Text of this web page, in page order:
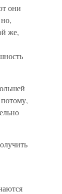
они
же,